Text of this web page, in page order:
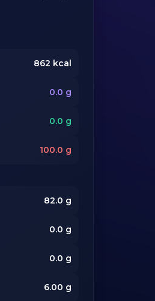
862 kcal
0.0 g
0.0 g
100.0 g
82.0 g
0.0 g
0.0 g
6.00 g